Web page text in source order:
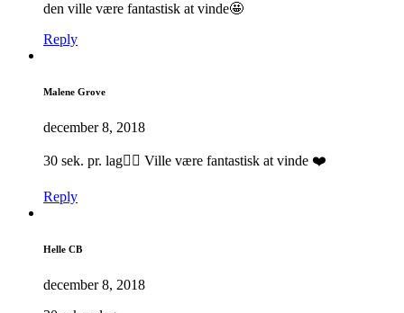
den ville være fantastisk at vinde🤩
Reply
Malene Grove
december 8, 2018
30 sek. pr. lag👌🏼 Ville være fantastisk at vinde ❤️
Reply
Helle CB
december 8, 2018